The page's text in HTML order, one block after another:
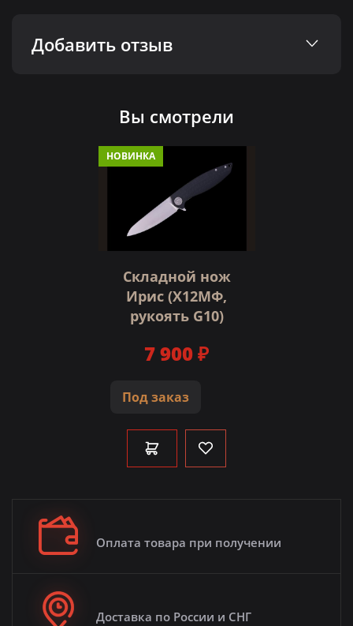
Добавить отзыв
Вы смотрели
НОВИНКА
Складной нож
Ирис (Х12МФ,
рукоять G10)
Под заказ
7 900 ₽
Оплата товара при получении
Доставка по России и СНГ